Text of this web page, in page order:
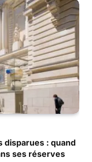
disparues : quand
ses réserves